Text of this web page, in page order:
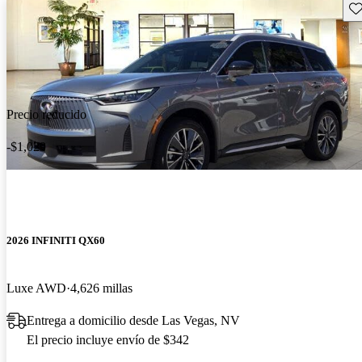
Precio reducido
-$1,029
2026 INFINITI QX60
Luxe AWD 4,626 millas
Entrega a domicilio desde Las Vegas, NV
El precio incluye envío de $342